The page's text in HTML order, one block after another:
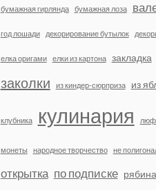
бумажная гирлянда бумажная лоза
год лошади декорирование бутылок
елка оригами елки из картона закладка
заколки из киндер-сюрприза из
клубника кулинария
монеты народное творчество не
открытка по подписке рябина